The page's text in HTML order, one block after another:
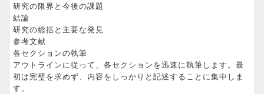
研究の限界と今後の課題
結論
研究の総括と主要な発見
参考文献
各セクションの執筆
アウトラインに従って、各セクションを迅速に執筆します。最
初は完璧を求めず、内容をしっかりと記述することに集中しま
す。